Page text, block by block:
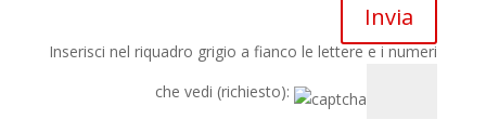
Inserisci nel riquadro grigio a fianco le lettere e i numeri
che vedi (richiesto):